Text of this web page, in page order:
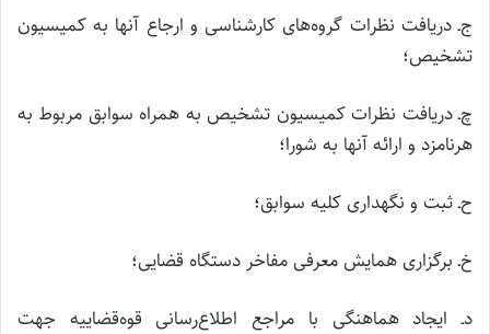
ج‌ـ دریافت نظرات گروه‌های کارشناسی و ارجاع آنها به کمیسیون
تشخیص؛
چ‌ـ دریافت نظرات کمیسیون‌ تشخیص به همراه سوابق مربوط به
هرنامزد و ارائه آنها به شورا؛
ح‌ـ ثبت و نگهداری کلیه سوابق؛
خ‌ـ برگزاری همایش معرفی مفاخر دستگاه قضایی؛
د‌ـ ایجاد هماهنگی با مراجع اطلاع‌رسانی قوه‌قضاییه جهت